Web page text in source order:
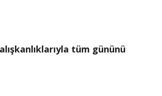
tüm gününü